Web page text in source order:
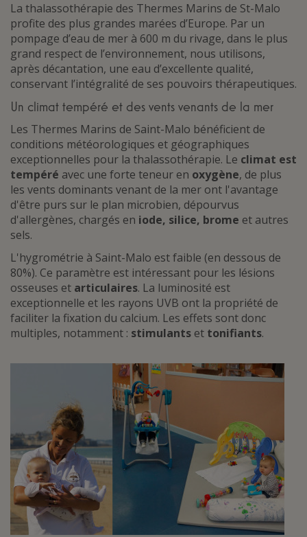
La thalassothérapie des Thermes Marins de St-Malo
profite des plus grandes marées d’Europe. Par un
pompage d’eau de mer à 600 m du rivage, dans le plus
grand respect de l’environnement, nous utilisons,
après décantation, une eau d’excellente qualité,
conservant l’intégralité de ses pouvoirs thérapeutiques.
Un climat tempéré et des vents venants de la mer
Les Thermes Marins de Saint-Malo bénéficient de
conditions météorologiques et géographiques
exceptionnelles pour la thalassothérapie. Le climat est
tempéré avec une forte teneur en oxygène, de plus
les vents dominants venant de la mer ont l'avantage
d'être purs sur le plan microbien, dépourvus
d'allergènes, chargés en iode, silice, brome et autres
sels.
L'hygrométrie à Saint-Malo est faible (en dessous de
80%). Ce paramètre est intéressant pour les lésions
osseuses et articulaires. La luminosité est
exceptionnelle et les rayons UVB ont la propriété de
faciliter la fixation du calcium. Les effets sont donc
multiples, notamment : stimulants et tonifiants.